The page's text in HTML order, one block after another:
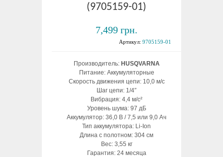
(9705159-01)
7,499 грн.
Артикул: 9705159-01
Производитель: HUSQVARNA
Питание: Аккумуляторные
Скорость движения цепи: 10,0 м/с
Шаг цепи: 1/4″
Вибрация: 4,4 м/с²
Уровень шума: 97 дБ
Аккумулятор: 36,0 В / 7,5 или 9,0 Ач
Тип аккумулятора: Li-Ion
Длина с полотном: 304 см
Вес: 3,55 кг
Гарантия: 24 месяца